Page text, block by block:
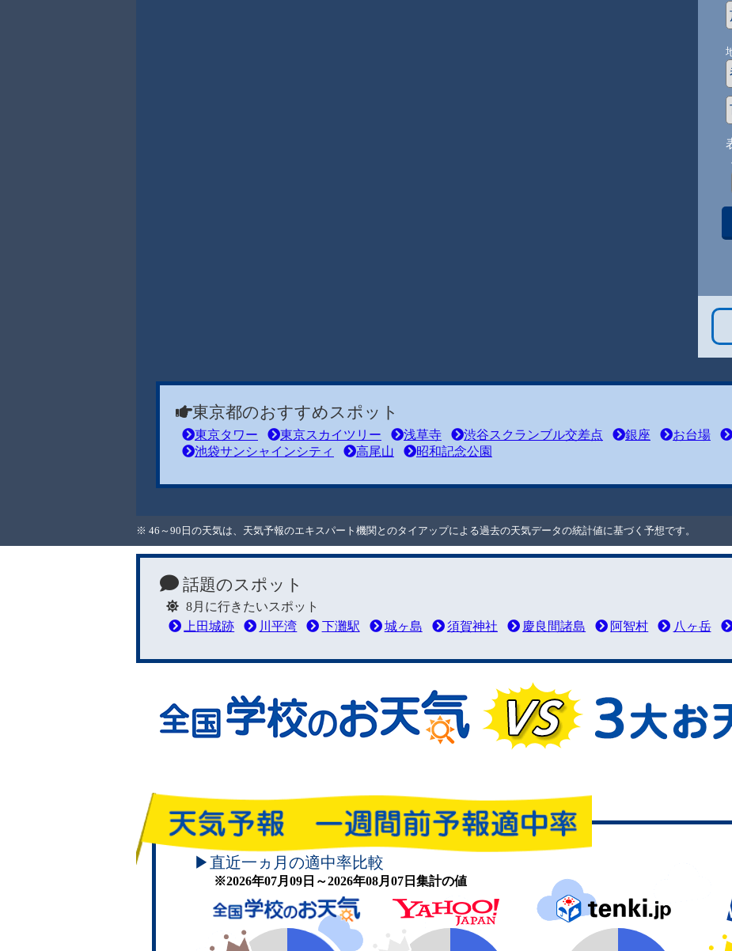
東京都のおすすめスポット
東京タワー 東京スカイツリー 浅草寺 渋谷スクランブル交差点 銀座 お台場
池袋サンシャインシティ
高尾山 昭和記念公園
※ 46～90日の天気は、天気予報のエキスパート機関とのタイアップによる過去の天気データの統計値に基づく予想です。
話題のスポット
8月に行きたいスポット
上田城跡
川平湾 下灘駅 城ヶ島 須賀神社 慶良間諸島 阿智村 八ヶ岳
▶直近一ヵ月の適中率比較
※2026年07月09日～2026年08月07日集計の値